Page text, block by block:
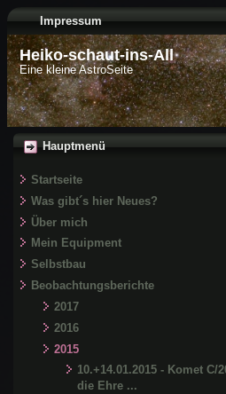
Impressum
Heiko-schaut-ins-All
Eine kleine AstroSeite
Hauptmenü
Startseite
Was gibt´s hier Neues?
Über mich
Mein Equipment
Selbstbau
Beobachtungsberichte
2017
2016
2015
10.+14.01.2015 - Komet
die Ehre ...